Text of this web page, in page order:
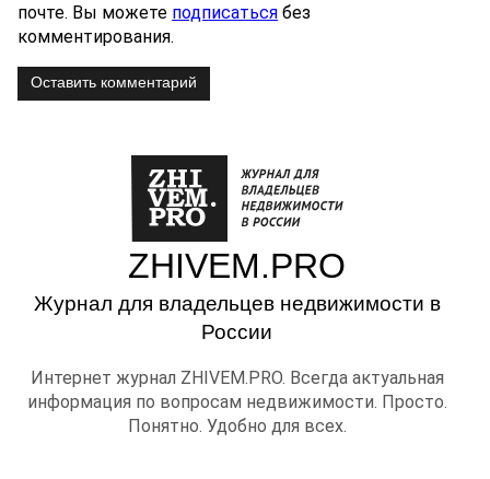
почте. Вы можете подписаться без
комментирования.
Оставить комментарий
ZHIVEM.PRO
Журнал для владельцев недвижимости в
России
Интернет журнал ZHIVEM.PRO. Всегда актуальная
информация по вопросам недвижимости. Просто.
Понятно. Удобно для всех.